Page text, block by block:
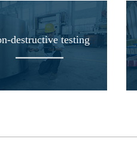
destructive testing